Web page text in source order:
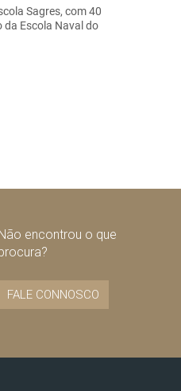
Sagres, com 40
da Escola Naval do
encontrou o que
FALE CONNOSCO